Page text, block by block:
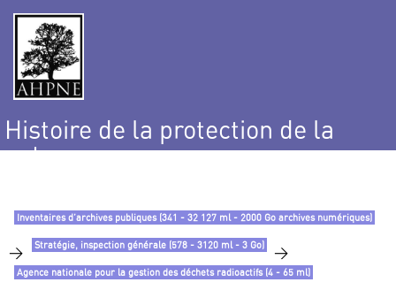
Histoire de la protection de la
nature
Inventaires d’archives publiques (341 - 32 127 ml - 2000 Go archives numériques)
> Stratégie, inspection générale (578 - 3120 ml - 3 Go) >
Agence nationale pour la gestion des déchets radioactifs (4 - 65 ml)